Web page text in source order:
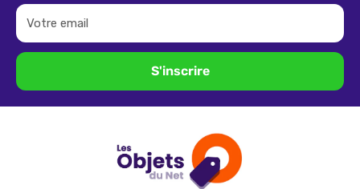
Votre email
S'inscrire